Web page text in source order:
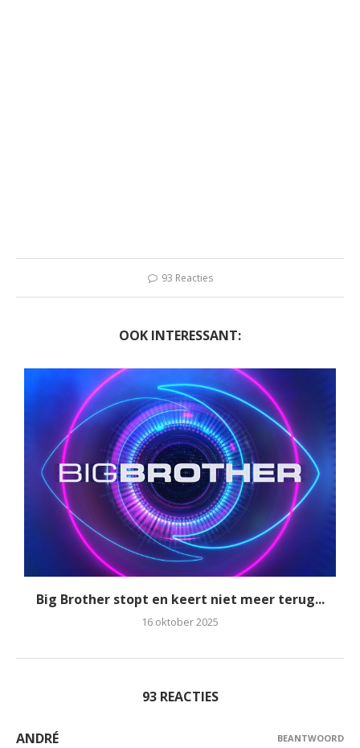
93 Reacties
OOK INTERESSANT:
Big Brother stopt en keert niet meer terug...
16 oktober 2025
93 REACTIES
ANDRÉ BEANTWOORD